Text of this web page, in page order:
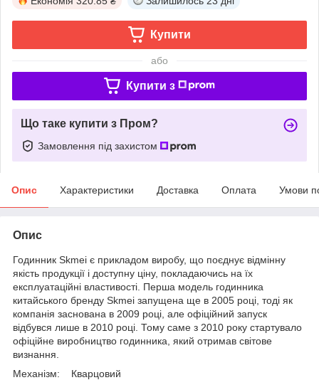
Купити
або
Купити з
Що таке купити з Пром?
Замовлення під захистом
Опис Характеристики Доставка Оплата Умови
Опис
Годинник Skmei є прикладом виробу, що поєднує відмінну
якість продукції і доступну ціну, покладаючись на їх
експлуатаційні властивості. Перша модель годинника
китайського бренду Skmei запущена ще в 2005 році, тоді як
компанія заснована в 2009 році, але офіційний запуск
відбувся лише в 2010 році. Тому саме з 2010 року стартувало
офіційне виробництво годинника, який отримав світове
визнання.
Механізм: Кварцовий